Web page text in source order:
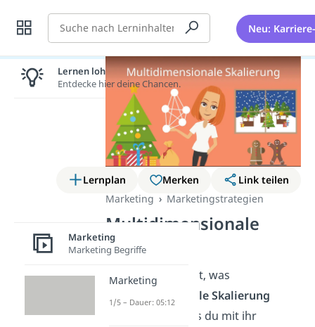
Suche Neu:
Lernplan Merken
Link teilen
Marketing
Marketingstrategien
Multidimensionale
Skalierung
Dir ist schleierhaft, was
multidimensionale Skalierung
bedeutet und was du mit ihr
Lernen lohnt sich!
Entdecke hier deine Chancen.
Marketing
Marketing Begriffe
Marketing
1/5 – Dauer: 05:12